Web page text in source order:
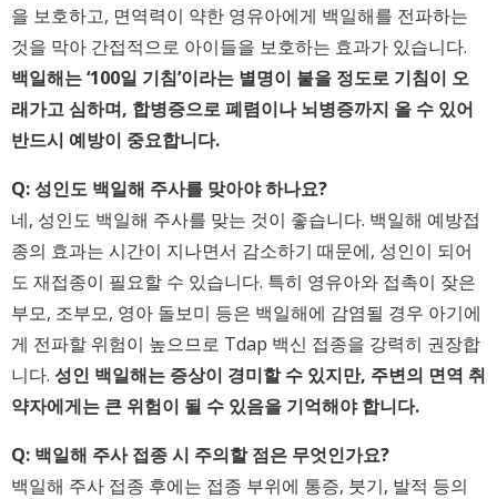
을 보호하고, 면역력이 약한 영유아에게 백일해를 전파하는
것을 막아 간접적으로 아이들을 보호하는 효과가 있습니다.
백일해는 ‘100일 기침’이라는 별명이 붙을 정도로 기침이 오
래가고 심하며, 합병증으로 폐렴이나 뇌병증까지 올 수 있어
반드시 예방이 중요합니다.
Q: 성인도 백일해 주사를 맞아야 하나요?
네, 성인도 백일해 주사를 맞는 것이 좋습니다. 백일해 예방접
종의 효과는 시간이 지나면서 감소하기 때문에, 성인이 되어
도 재접종이 필요할 수 있습니다. 특히 영유아와 접촉이 잦은
부모, 조부모, 영아 돌보미 등은 백일해에 감염될 경우 아기에
게 전파할 위험이 높으므로 Tdap 백신 접종을 강력히 권장합
니다. 성인 백일해는 증상이 경미할 수 있지만, 주변의 면역 취
약자에게는 큰 위험이 될 수 있음을 기억해야 합니다.
Q: 백일해 주사 접종 시 주의할 점은 무엇인가요?
백일해 주사 접종 후에는 접종 부위에 통증, 붓기, 발적 등의